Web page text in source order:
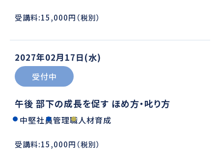
受講料:15,000円（税別）
2027年02月17日(水)
受付中
午後 部下の成長を促す ほめ方・叱り方
中堅社員管理職人材育成
受講料:15,000円（税別）